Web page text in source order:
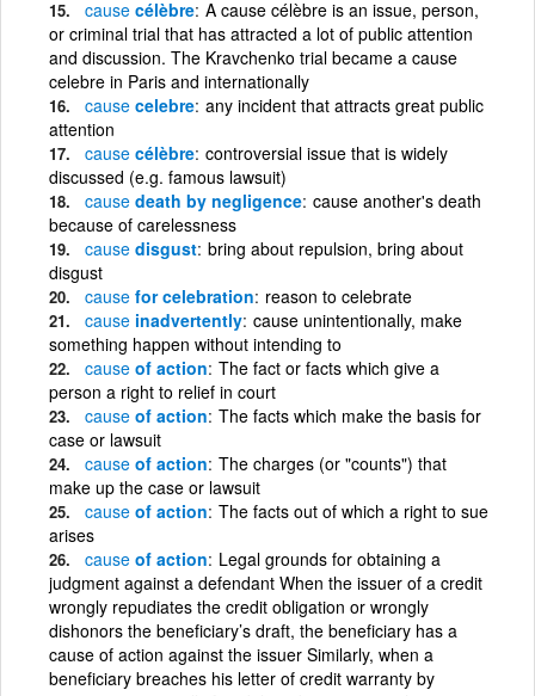
cause célèbre A cause célèbre is an issue, person,
or criminal trial that has attracted a lot of public attention
and discussion. The Kravchenko trial became a cause
celebre in Paris and internationally
cause celebre any incident that attracts great public
attention
cause célèbre controversial issue that is widely
discussed (e.g. famous lawsuit)
cause death by negligence cause another's death
because of carelessness
cause disgust bring about repulsion, bring about
disgust
cause for celebration reason to celebrate
cause inadvertently cause unintentionally, make
something happen without intending to
cause of action The fact or facts which give a
person a right to relief in court
cause of action The facts which make the basis for
case or lawsuit
cause of action The charges (or "counts") that
make up the case or lawsuit
cause of action The facts out of which a right to sue
arises
cause of action Legal grounds for obtaining a
judgment against a defendant When the issuer of a credit
wrongly repudiates the credit obligation or wrongly
dishonors the beneficiary’s draft, the beneficiary has a
cause of action against the issuer Similarly, when a
beneficiary breaches his letter of credit warranty by